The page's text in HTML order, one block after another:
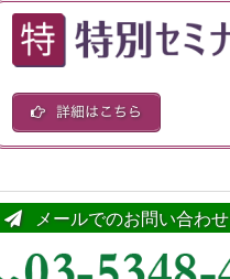
メールでのお問い合わせ